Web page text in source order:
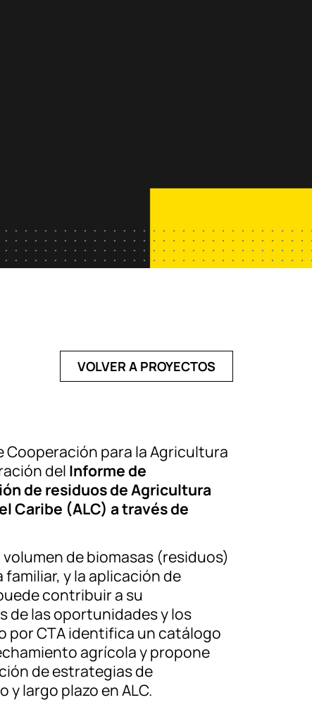
VOLVER A PROYECTOS
para la Agricultura
del Informe de
de residuos de Agricultura
Caribe (ALC) a través de
de biomasas (residuos)
y la aplicación de
contribuir a su
de las oportunidades y los
por CTA identifica un catálogo
agrícola y propone
de estrategias de
largo plazo en ALC.